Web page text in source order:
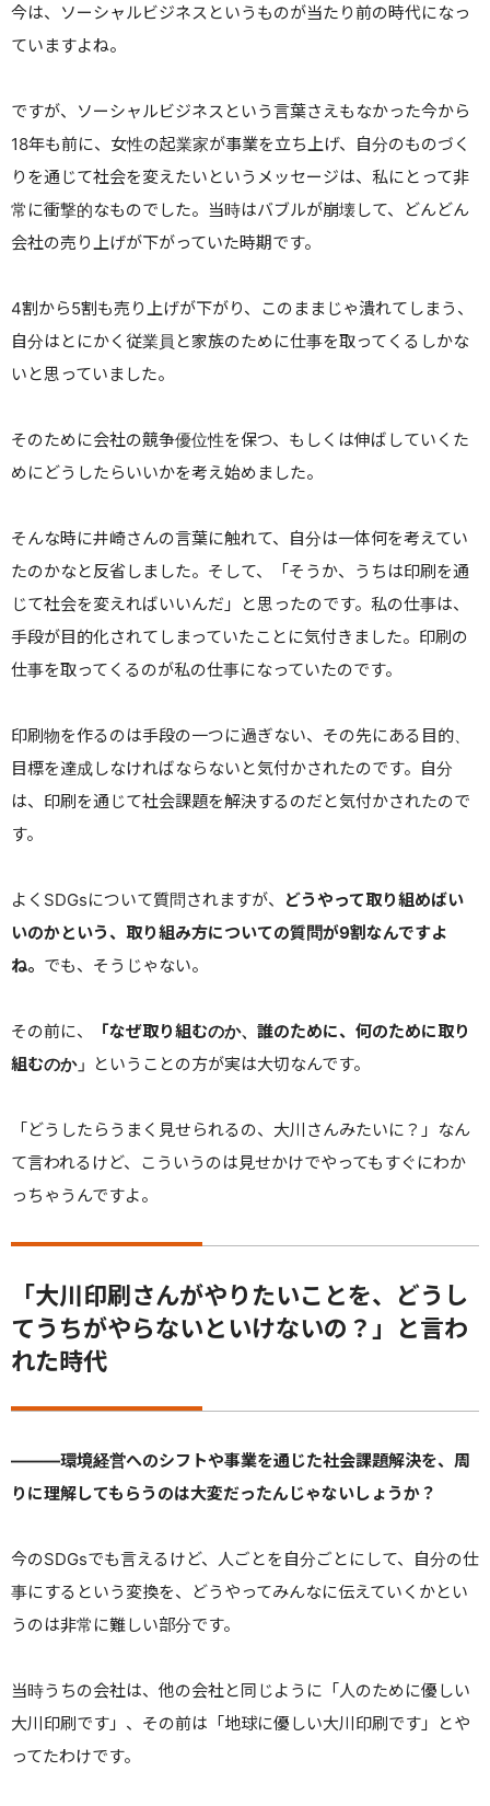
今は、ソーシャルビジネスというものが当たり前の時代になっ
ていますよね。
ですが、ソーシャルビジネスという言葉さえもなかった今から
18年も前に、女性の起業家が事業を立ち上げ、自分のものづく
りを通じて社会を変えたいというメッセージは、私にとって非
常に衝撃的なものでした。 当時はバブルが崩壊して、どんどん
会社の売り上げが下がっていた時期です。
4割から5割も売り上げが下がり、このままじゃ潰れてしまう、
自分はとにかく従業員と家族のために仕事を取ってくるしかな
いと思っていました。
そのために会社の競争優位性を保つ、もしくは伸ばしていくた
めにどうしたらいいかを考え始めました。
そんな時に井崎さんの言葉に触れて、自分は一体何を考えてい
たのかなと反省しました。 そして、「そうか、うちは印刷を通
じて社会を変えればいいんだ」と思ったのです。 私の仕事は、
手段が目的化されてしまっていたことに気付きました。 印刷の
仕事を取ってくるのが私の仕事になっていたのです。
印刷物を作るのは手段の一つに過ぎない、その先にある目的、
目標を達成しなければならないと気付かされたのです。 自分
は、印刷を通じて社会課題を解決するのだと気付かされたので
す。
よくSDGsについて質問されますが、
どうやって取り組めばい
いのかという、取り組み方についての質問が9割なんですよ
ね。 でも、そうじゃない。
その前に、
「なぜ取り組むのか、誰のために、何のために取り
組むのか」 ということの方が実は大切なんです。
「どうしたらうまく見せられるの、大川さんみたいに？」なん
て言われるけど、こういうのは見せかけでやってもすぐにわか
っちゃうんですよ。
「大川印刷さんがやりたいことを、どうし
てうちがやらないといけないの？」と言わ
れた時代
———環境経営へのシフトや事業を通じた社会課題解決を、周
りに理解してもらうのは大変だったんじゃないしょうか？
今のSDGsでも言えるけど、人ごとを自分ごとにして、自分の仕
事にするという変換を、どうやってみんなに伝えていくかとい
うのは非常に難しい部分です。
当時うちの会社は、他の会社と同じように「人のために優しい
大川印刷です」、その前は「地球に優しい大川印刷です」とや
ってたわけです。